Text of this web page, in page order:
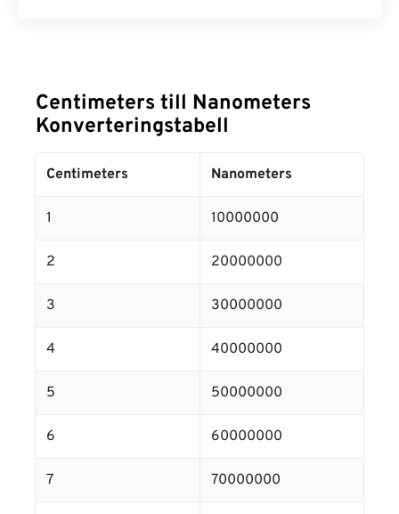
Centimeters till Nanometers
Konverteringstabell
Centimeters Nanometers
1 10000000
2 20000000
3 30000000
4 40000000
5 50000000
6 60000000
7 70000000